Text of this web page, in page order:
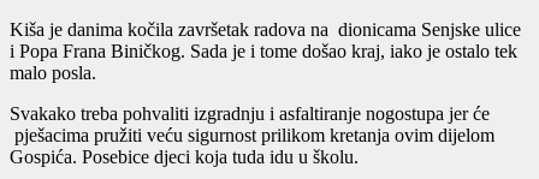
Kiša je danima kočila završetak radova na dionicama Senjske ulice
i Popa Frana Biničkog. Sada je i tome došao kraj, iako je ostalo tek
malo posla.
Svakako treba pohvaliti izgradnju i asfaltiranje nogostupa jer će
pješacima pružiti veću sigurnost prilikom kretanja ovim dijelom
Gospića. Posebice djeci koja tuda idu u školu.